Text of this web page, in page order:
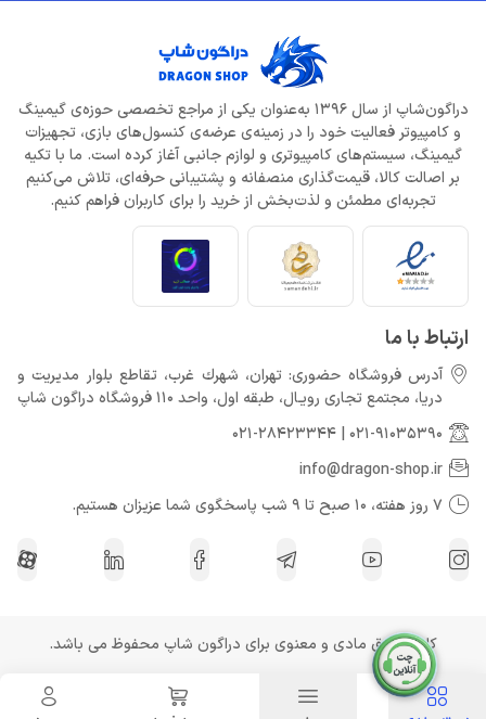
خرداد 22, 1404
Call of Duty: Black Ops 7 برای کنسول‌های نسل هشتم هم می‌آید
خرداد 22, 1404
دراگون‌شاپ از سال 1396 به‌عنوان یکی از مراجع تخصصی حوزه‌ی گیمینگ
و کامپیوتر فعالیت خود را در زمینه‌ی عرضه‌ی کنسول‌های بازی، تجهیزات
گیمینگ، سیستم‌های کامپیوتری و لوازم جانبی آغاز کرده است. ما با تکیه
بر اصالت کالا، قیمت‌گذاری منصفانه و پشتیبانی حرفه‌ای، تلاش می‌کنیم
تجربه‌ای مطمئن و لذت‌بخش از خرید را برای کاربران فراهم کنیم.
ارتباط با ما
آدرس فروشگاه حضوری: تهران، شهرك غرب، تقاطع بلوار مدیریت و
دريا، مجتمع تجارى رويـال، طبقه اول، واحد 110 فروشگاه دراگون شاپ
021-91035390
021-28423344
info@dragon-shop.ir
7 روز هفته، 10 صبح تا 9 شب پاسخگوی شما عزیزان هستیم.
کلیه حقوق مادی و معنوی برای دراگون شاپ محفوظ می باشد.